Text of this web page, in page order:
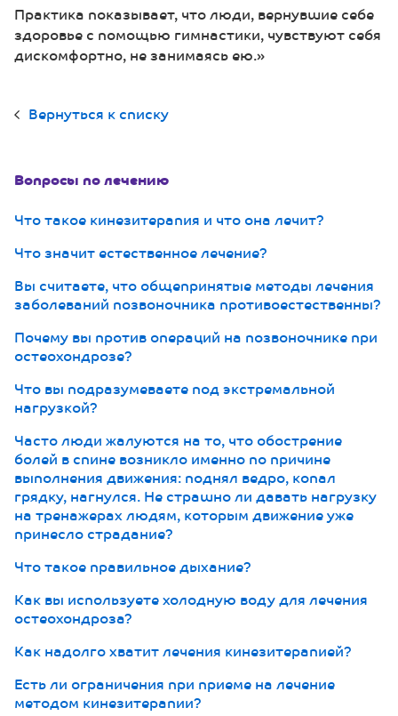
Практика показывает, что люди, вернувшие себе
здоровье с помощью гимнастики, чувствуют себя
дискомфортно, не занимаясь ею.»
Вернуться к списку
Вопросы по лечению
Что такое кинезитерапия и что она лечит?
Что значит естественное лечение?
Вы считаете, что общепринятые методы лечения
заболеваний позвоночника противоестественны?
Почему вы против операций на позвоночнике при
остеохондрозе?
Что вы подразумеваете под экстремальной
нагрузкой?
Часто люди жалуются на то, что обострение
болей в спине возникло именно по причине
выполнения движения: поднял ведро, копал
грядку, нагнулся. Не страшно ли давать нагрузку
на тренажерах людям, которым движение уже
принесло страдание?
Что такое правильное дыхание?
Как вы используете холодную воду для лечения
остеохондроза?
Как надолго хватит лечения кинезитерапией?
Есть ли ограничения при приеме на лечение
методом кинезитерапии?